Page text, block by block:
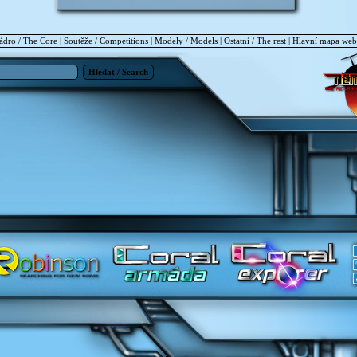
/ The Core| Soutěže / Competitions| Modely / Models| Ostatní / The rest| Hlavní mapa
Hledat / Search